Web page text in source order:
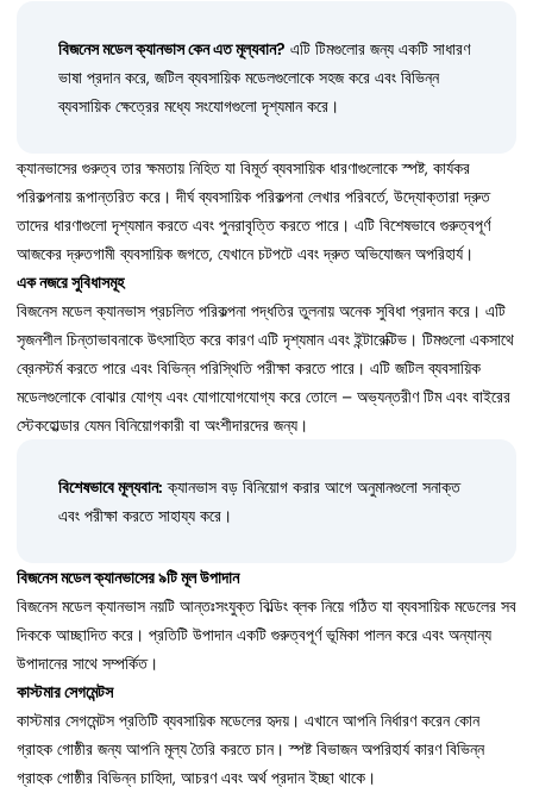
বিজনেস মডেল ক্যানভাস কেন এত মূল্যবান? এটি টিমগুলোর জন্য একটি সাধারণ
ভাষা প্রদান করে, জটিল ব্যবসায়িক মডেলগুলোকে সহজ করে এবং বিভিন্ন
ব্যবসায়িক ক্ষেত্রের মধ্যে সংযোগগুলো দৃশ্যমান করে।
ক্যানভাসের গুরুত্ব তার ক্ষমতায় নিহিত যা বিমূর্ত ব্যবসায়িক ধারণাগুলোকে স্পষ্ট, কার্যকর
পরিকল্পনায় রূপান্তরিত করে। দীর্ঘ ব্যবসায়িক পরিকল্পনা লেখার পরিবর্তে, উদ্যোক্তারা দ্রুত
তাদের ধারণাগুলো দৃশ্যমান করতে এবং পুনরাবৃত্তি করতে পারে। এটি বিশেষভাবে গুরুত্বপূর্ণ
আজকের দ্রুতগামী ব্যবসায়িক জগতে, যেখানে চটপটে এবং দ্রুত অভিযোজন অপরিহার্য।
এক নজরে সুবিধাসমূহ
বিজনেস মডেল ক্যানভাস প্রচলিত পরিকল্পনা পদ্ধতির তুলনায় অনেক সুবিধা প্রদান করে। এটি
সৃজনশীল চিন্তাভাবনাকে উৎসাহিত করে কারণ এটি দৃশ্যমান এবং ইন্টারেক্টিভ। টিমগুলো একসাথে
ব্রেনস্টর্ম করতে পারে এবং বিভিন্ন পরিস্থিতি পরীক্ষা করতে পারে। এটি জটিল ব্যবসায়িক
মডেলগুলোকে বোঝার যোগ্য এবং যোগাযোগযোগ্য করে তোলে – অভ্যন্তরীণ টিম এবং বাইরের
স্টেকহোল্ডার যেমন বিনিয়োগকারী বা অংশীদারদের জন্য।
বিশেষভাবে মূল্যবান: ক্যানভাস বড় বিনিয়োগ করার আগে অনুমানগুলো সনাক্ত
এবং পরীক্ষা করতে সাহায্য করে।
বিজনেস মডেল ক্যানভাসের ৯টি মূল উপাদান
বিজনেস মডেল ক্যানভাস নয়টি আন্তঃসংযুক্ত বিল্ডিং ব্লক নিয়ে গঠিত যা ব্যবসায়িক মডেলের সব
দিককে আচ্ছাদিত করে। প্রতিটি উপাদান একটি গুরুত্বপূর্ণ ভূমিকা পালন করে এবং অন্যান্য
উপাদানের সাথে সম্পর্কিত।
কাস্টমার সেগমেন্টস
কাস্টমার সেগমেন্টস প্রতিটি ব্যবসায়িক মডেলের হৃদয়। এখানে আপনি নির্ধারণ করেন কোন
গ্রাহক গোষ্ঠীর জন্য আপনি মূল্য তৈরি করতে চান। স্পষ্ট বিভাজন অপরিহার্য কারণ বিভিন্ন
গ্রাহক গোষ্ঠীর বিভিন্ন চাহিদা, আচরণ এবং অর্থ প্রদান ইচ্ছা থাকে।